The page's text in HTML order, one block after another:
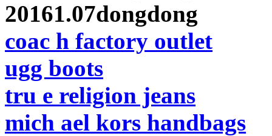
20161.07dongdong
coac h factory outlet
ugg boots
tru e religion jeans
mich ael kors handbags